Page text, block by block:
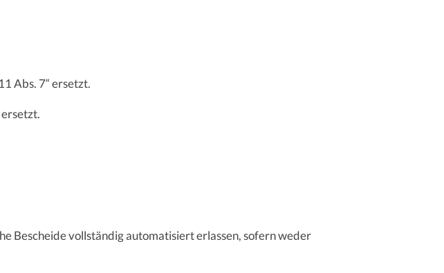
Abs. 7“ ersetzt.
ersetzt.
Bescheide vollständig automatisiert erlassen, sofern weder